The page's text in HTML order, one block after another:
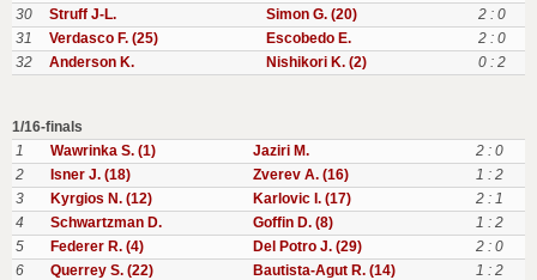
30
Struff J-L. Simon G. (20)
2 : 0
31
Verdasco F. (25) Escobedo E.
2 : 0
32
Anderson K. Nishikori K. (2) 0 : 2
1/16-finals
1
Wawrinka S. (1) Jaziri M.
2 : 0
2
Isner J. (18) Zverev A. (16)
1 : 2
3
Kyrgios N. (12) Karlovic I. (17)
2 : 1
4
Schwartzman D. Goffin D. (8)
1 : 2
5
Federer R. (4) Del Potro J. (29)
2 : 0
6
Querrey S. (22) Bautista-Agut R. (14)
1 : 2